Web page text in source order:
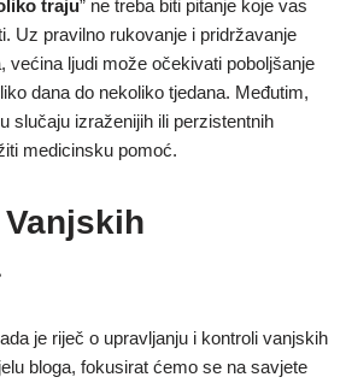
traju” ne treba biti pitanje koje vas
Uz pravilno rukovanje i pridržavanje
većina ljudi može očekivati poboljšanje
dana do nekoliko tjedana. Međutim,
slučaju izraženijih ili perzistentnih
medicinsku pomoć.
je riječ o upravljanju i kontroli vanjskih
bloga, fokusirat ćemo se na savjete